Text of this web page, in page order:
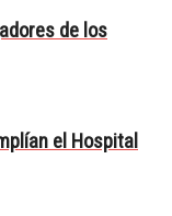
de los
el Hospital